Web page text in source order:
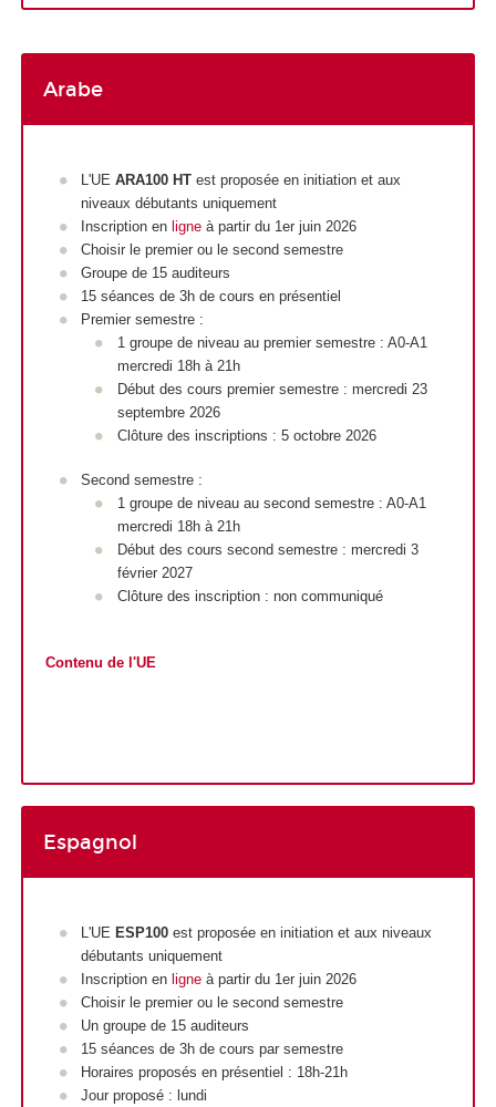
Arabe
L'UE ARA100 HT est proposée en initiation et aux
niveaux débutants uniquement
Inscription en ligne à partir du 1er juin 2026
Choisir le premier ou le second semestre
Groupe de 15 auditeurs
15 séances de 3h de cours en présentiel
Premier semestre :
1 groupe de niveau au premier semestre : A0-A1
mercredi 18h à 21h
Début des cours premier semestre : mercredi 23
septembre 2026
Clôture des inscriptions : 5 octobre 2026
Second semestre :
1 groupe de niveau au second semestre : A0-A1
mercredi 18h à 21h
Début des cours second semestre : mercredi 3
février 2027
Clôture des inscription : non communiqué
Contenu de l'UE
Espagnol
L'UE ESP100 est proposée en initiation et aux niveaux
débutants uniquement
Inscription en ligne à partir du 1er juin 2026
Choisir le premier ou le second semestre
Un groupe de 15 auditeurs
15 séances de 3h de cours par semestre
Horaires proposés en présentiel : 18h-21h
Jour proposé : lundi